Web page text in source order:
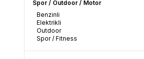
Spor / Outdoor / Motor
Benzinli
Elektrikli
Outdoor
Spor / Fitness